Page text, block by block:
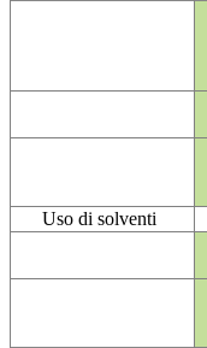
Uso di solventi